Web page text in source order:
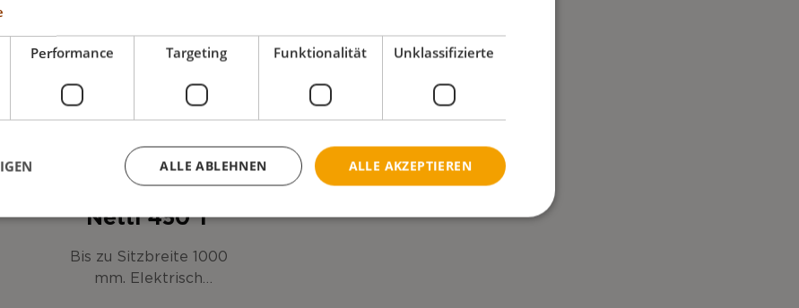
Netti 450 T
Bis zu Sitzbreite 1000
mm. Elektrisch
NORWEGIAN
Performance Targeting Funktionalität Unklassifizierte
ALLE AKZEPTIEREN
ALLE ABLEHNEN